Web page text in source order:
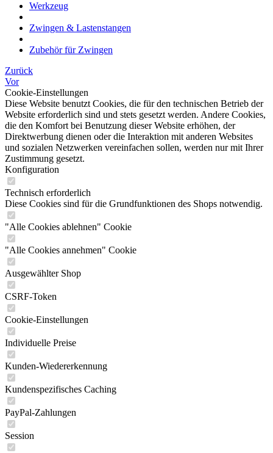
Werkzeug
Zwingen & Lastenstangen
Zubehör für Zwingen
Zurück
Vor
Cookie-Einstellungen
Diese Website benutzt Cookies, die für den technischen Betrieb der
Website erforderlich sind und stets gesetzt werden. Andere Cookies,
die den Komfort bei Benutzung dieser Website erhöhen, der
Direktwerbung dienen oder die Interaktion mit anderen Websites
und sozialen Netzwerken vereinfachen sollen, werden nur mit Ihrer
Zustimmung gesetzt.
Konfiguration
Technisch erforderlich
Diese Cookies sind für die Grundfunktionen des Shops notwendig.
"Alle Cookies ablehnen" Cookie
"Alle Cookies annehmen" Cookie
Ausgewählter Shop
CSRF-Token
Cookie-Einstellungen
Individuelle Preise
Kunden-Wiedererkennung
Kundenspezifisches Caching
PayPal-Zahlungen
Session